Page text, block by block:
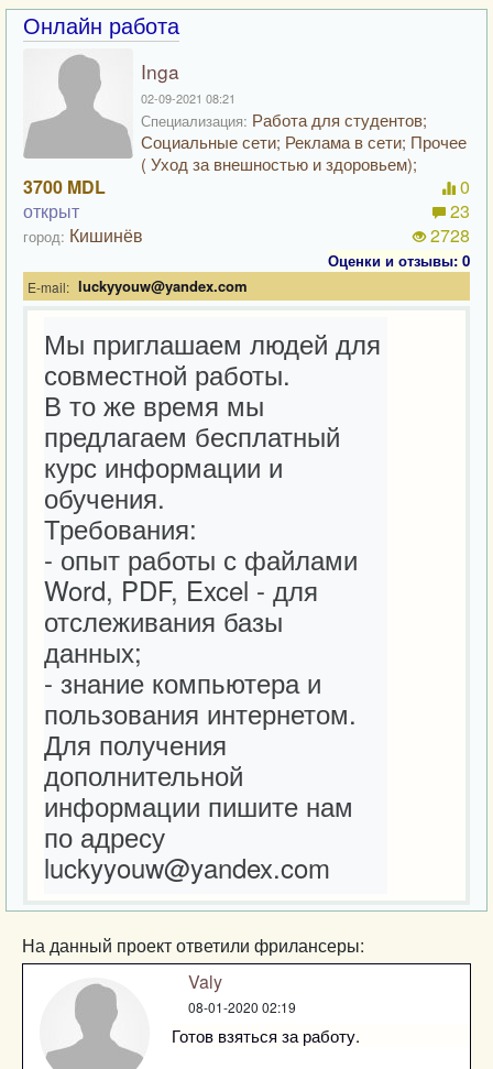
Онлайн работа
Inga
02-09-2021 08:21
Специализация: Работа для студентов;
Социальные сети; Реклама в сети; Прочее
( Уход за внешностью и здоровьем);
3700 MDL
открыт
город: Кишинёв
0
23
2728
Оценки и отзывы: 0
E-mail: luckyyouw@yandex.com
Мы приглашаем людей для
совместной работы.
В то же время мы
предлагаем бесплатный
курс информации и
обучения.
Требования:
- опыт работы с файлами
Word, PDF, Excel - для
отслеживания базы
данных;
- знание компьютера и
пользования интернетом.
Для получения
дополнительной
информации пишите нам
по адресу
luckyyouw@yandex.com
На данный проект ответили фрилансеры:
Valy
08-01-2020 02:19
Готов взяться за работу.